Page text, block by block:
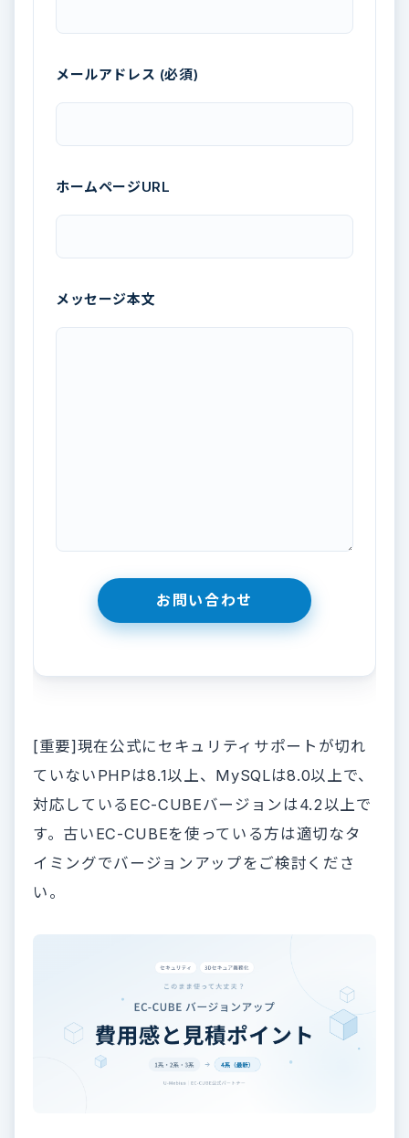
メールアドレス (必須)
ホームページURL
メッセージ本文
[重要]現在公式にセキュリティサポートが切れ
ていないPHPは8.1以上、MySQLは8.0以上で、
対応しているEC-CUBEバージョンは4.2以上で
す。古いEC-CUBEを使っている方は適切なタ
イミングでバージョンアップをご検討くださ
い。